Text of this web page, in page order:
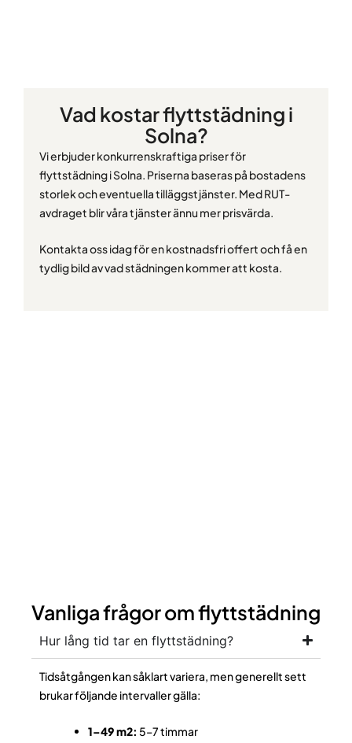
Vad kostar flyttstädning i
Solna?
Vi erbjuder konkurrenskraftiga priser för
flyttstädning i Solna. Priserna baseras på bostadens
storlek och eventuella tilläggstjänster. Med RUT-
avdraget blir våra tjänster ännu mer prisvärda.
Kontakta oss idag för en kostnadsfri offert och få en
tydlig bild av vad städningen kommer att kosta.
Vanliga frågor om flyttstädning
Hur lång tid tar en flyttstädning?
Tidsåtgången kan såklart variera, men generellt sett
brukar följande intervaller gälla:
1–49 m2: 5–7 timmar